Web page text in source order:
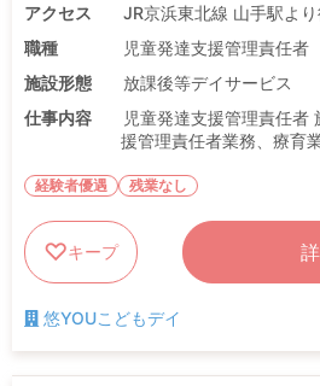
アクセス
JR京浜東北線 山手駅よ
職種
児童発達支援管理責任者
施設形態
放課後等デイサービス
仕事内容
児童発達支援管理責任者
援管理責任者業務、療育
経験者優遇 残業なし
キープ
悠YOUこどもデイ